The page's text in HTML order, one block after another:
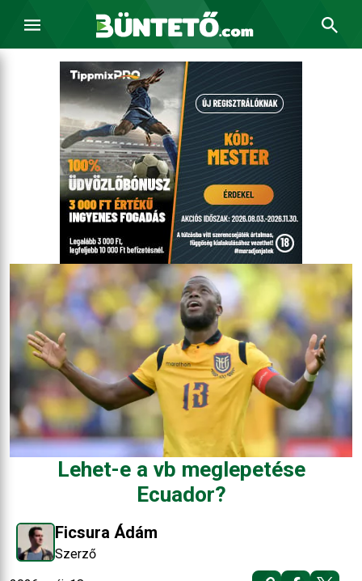
Lehet-e a vb meglepetése
Ecuador?
Ficsura Ádám
Szerző